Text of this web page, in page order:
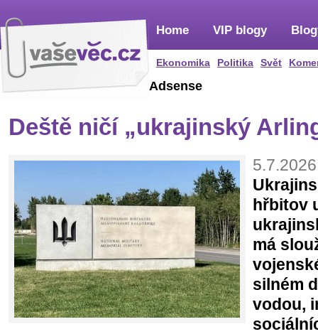
Home
Ekonomika Politika Svět
VIP blogy
Adsense
Deště ničí „ukrajinský
hřbitov
má
silném
vodou,